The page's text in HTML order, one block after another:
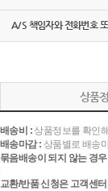
A/S 책임자와 전화번호
상품
배송비 :상품정보를 확인
배송마감 : 상품별로 배송
묶음배송이 되지 않는 경우
교환/반품 신청은 고객센